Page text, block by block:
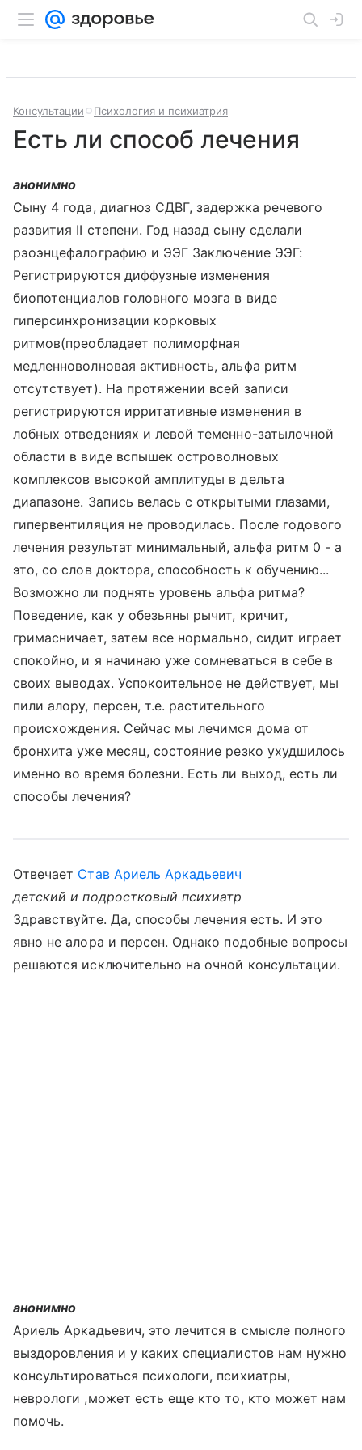
Консультации Психология и психиатрия
Есть ли способ лечения
анонимно
Сыну 4 года, диагноз СДВГ, задержка речевого
развития II степени. Год назад сыну сделали
рэоэнцефалографию и ЭЭГ Заключение ЭЭГ:
Регистрируются диффузные изменения
биопотенциалов головного мозга в виде
гиперсинхронизации корковых
ритмов(преобладает полиморфная
медленноволновая активность, альфа ритм
отсутствует). На протяжении всей записи
регистрируются ирритативные изменения в
лобных отведениях и левой теменно-затылочной
области в виде вспышек островолновых
комплексов высокой амплитуды в дельта
диапазоне. Запись велась с открытыми глазами,
гипервентиляция не проводилась. После годового
лечения результат минимальный, альфа ритм 0 - а
это, со слов доктора, способность к обучению...
Возможно ли поднять уровень альфа ритма?
Поведение, как у обезьяны рычит, кричит,
гримасничает, затем все нормально, сидит играет
спокойно, и я начинаю уже сомневаться в себе в
своих выводах. Успокоительное не действует, мы
пили алору, персен, т.е. растительного
происхождения. Сейчас мы лечимся дома от
бронхита уже месяц, состояние резко ухудшилось
именно во время болезни. Есть ли выход, есть ли
способы лечения?
Отвечает Став Ариель Аркадьевич
детский и подростковый психиатр
Здравствуйте. Да, способы лечения есть. И это
явно не алора и персен. Однако подобные вопросы
решаются исключительно на очной консультации.
анонимно
Ариель Аркадьевич, это лечится в смысле полного
выздоровления и у каких специалистов нам нужно
консультироваться психологи, психиатры,
неврологи ,может есть еще кто то, кто может нам
помочь.